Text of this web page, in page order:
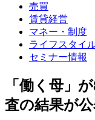
売買
賃貸経営
マネー・制度
ライフスタイ
セミナー情報
「働く母」
査の結果が